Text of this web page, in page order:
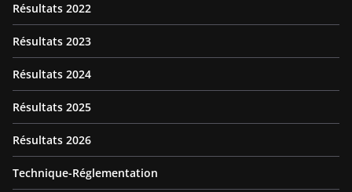
Résultats 2022
Résultats 2023
Résultats 2024
Résultats 2025
Résultats 2026
Technique-Réglementation